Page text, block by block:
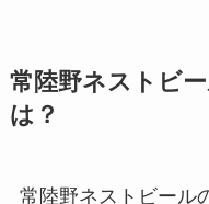
常陸野ネストビ
は？
常陸野ネストビール